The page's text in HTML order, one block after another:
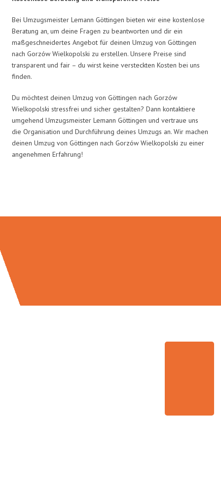
Bei Umzugsmeister Lemann Göttingen bieten wir eine kostenlose
Beratung an, um deine Fragen zu beantworten und dir ein
maßgeschneidertes Angebot für deinen Umzug von Göttingen
nach Gorzów Wielkopolski zu erstellen. Unsere Preise sind
transparent und fair – du wirst keine versteckten Kosten bei uns
finden.
Du möchtest deinen Umzug von Göttingen nach Gorzów
Wielkopolski stressfrei und sicher gestalten? Dann kontaktiere
umgehend Umzugsmeister Lemann Göttingen und vertraue uns
die Organisation und Durchführung deines Umzugs an. Wir machen
deinen Umzug von Göttingen nach Gorzów Wielkopolski zu einer
angenehmen Erfahrung!